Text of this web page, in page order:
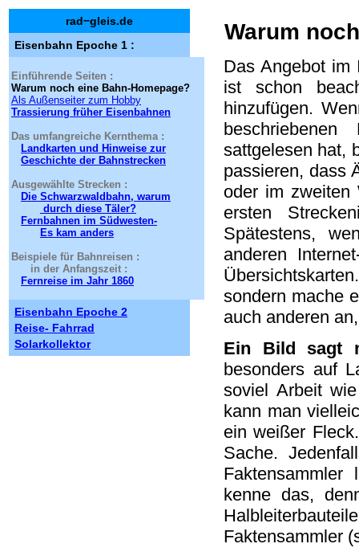
rad−gleis.de
Eisenbahn Epoche 1 :
Einführende Seiten :
Warum noch eine Bahn-Homepage?
Als Außenseiter zum Hobby
Trassierung früher Eisenbahnen
Das umfangreiche Kernthema :
Landkarten und Hinweise zur
Geschichte der Bahnstrecken
Ausgewählte Strecken :
Die Schwarzwaldbahn, warum
durch diese Täler?
Fernbahnen im Südwesten-
Es kam anders
Beispiele für Bahnreisen :
in der Anfangszeit :
Fernreise im Jahr 1860
Eisenbahn Epoche 2
Reise- Fahrrad
Solarkollektor
Warum
Das Angebot im
ist schon
hinzufügen.
sattgelesen hat,
passieren, dass
oder im zweiten
ersten
Spätestens,
anderen
sondern mache
auch anderen
Ein Bild sagt
besonders auf
soviel Arbeit
kann man
ein weißer
Sache.
kenne das,
Faktensammler